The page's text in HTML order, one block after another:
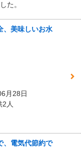
た。
、美味しいお水
月28日
人
、電気代節約で